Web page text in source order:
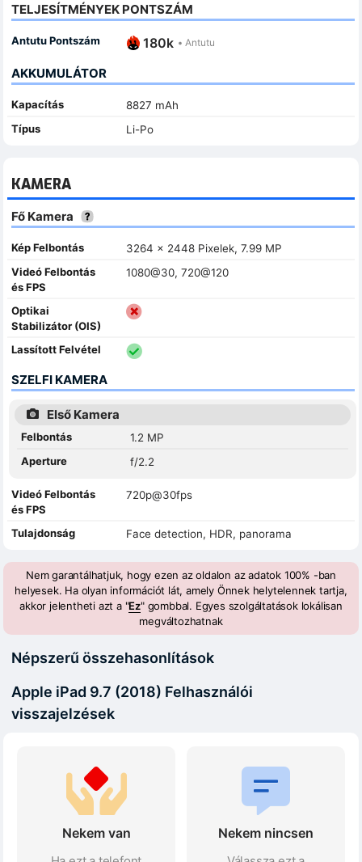
TELJESÍTMÉNYEK PONTSZÁM
Antutu Pontszám 180k • Antutu
AKKUMULÁTOR
Kapacítás
8827 mAh
Típus
Li-Po
KAMERA
Fő Kamera
Kép Felbontás
3264 x 2448 Pixelek, 7.99 MP
Videó Felbontás
és FPS
1080@30, 720@120
Optikai
Stabilizátor (OIS)
Lassított Felvétel
SZELFI KAMERA
Első Kamera
Felbontás
1.2 MP
Aperture
f/2.2
Videó Felbontás
és FPS
720p@30fps
Tulajdonság Face detection, HDR, panorama
Nem garantálhatjuk, hogy ezen az oldalon az adatok 100% -ban
helyesek. Ha olyan információt lát, amely Önnek helytelennek tartja,
akkor jelentheti azt a "Ez" gombbal. Egyes szolgáltatások lokálisan
megváltozhatnak
Népszerű összehasonlítások
Apple iPad 9.7 (2018) Felhasználói
visszajelzések
Nekem van Nekem nincsen